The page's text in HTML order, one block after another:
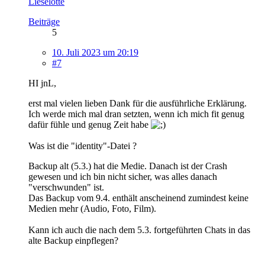
Beiträge
5
10. Juli 2023 um 20:19
#7
HI jnL,
erst mal vielen lieben Dank für die ausführliche Erklärung.
Ich werde mich mal dran setzten, wenn ich mich fit genug
dafür fühle und genug Zeit habe
Was ist die "identity"-Datei ?
Backup alt (5.3.) hat die Medie. Danach ist der Crash
gewesen und ich bin nicht sicher, was alles danach
"verschwunden" ist.
Das Backup vom 9.4. enthält anscheinend zumindest keine
Medien mehr (Audio, Foto, Film).
Kann ich auch die nach dem 5.3. fortgeführten Chats in das
alte Backup einpflegen?